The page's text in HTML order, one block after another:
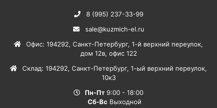
8 (995) 237-33-99
sale@kuzmich-el.ru
Офис: 194292, Санкт-Петербург, 1-й верхний переулок,
дом 12в, офис 122
Склад: 194292, Санкт-Петербург, 1-ый верхний переулок,
10к3
Пн-Пт 9:00 - 18:00
Сб-Вс Выходной